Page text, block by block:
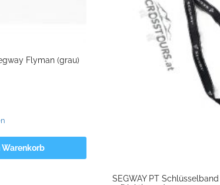
Flyman (grau)
Warenkorb
SEGWAY PT Schlüsselband